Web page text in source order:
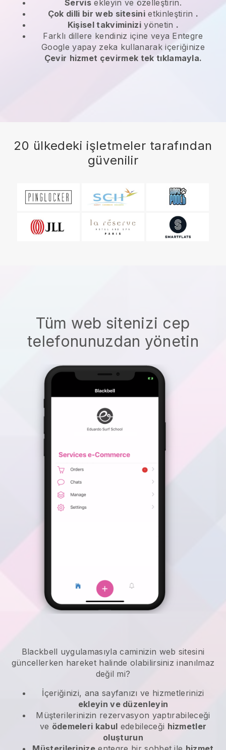
Servisekleyin ve özelleştirin.
Çok dilli bir web sitesini etkinleştirin .
Kişisel takviminiziyönetin .
Farklı dillere kendiniz içine veya Entegre
Google yapay zeka kullanarak içeriğinize
Çevir hizmet çevirmek tek tıklamayla.
20 ülkedeki işletmeler tarafından
güvenilir
Tüm web sitenizi cep
telefonunuzdan yönetin
Blackbell uygulamasıylacaminizin web sitesini
güncellerken hareket halinde olabilirsiniz inanılmaz
değil mi?
İçeriğinizi, ana sayfanızı ve hizmetlerinizi
ekleyin ve düzenleyin
Müşterilerinizin rezervasyon yaptırabileceği
ve ödemeleri kabul edebileceği hizmetler
oluşturun